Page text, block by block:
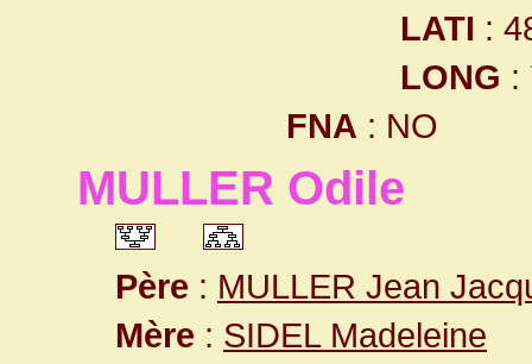
LATI :
LONG :
FNA : NO
MULLER Odile
Père : MULLER Jean
Mère : SIDEL Madeleine